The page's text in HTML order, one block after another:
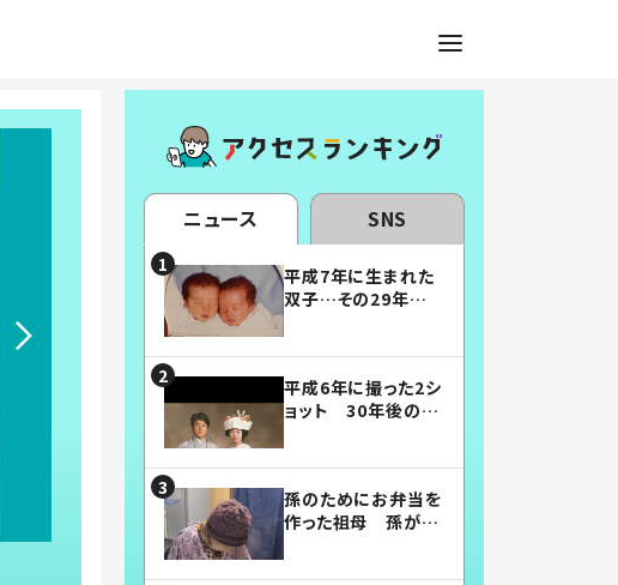
ニュース SNS
平成7年に生まれた
双子…その29年後
平成6年に撮った2シ
ョット 30年後の姿
孫のためにお弁当を
作った祖母 孫が絶